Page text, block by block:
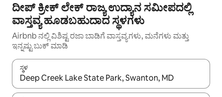
ದೀಪ್ ಕ್ರೀಕ್ ಲೇಕ್ ರಾಜ್ಯ ಉದ್ಯಾನ ಸಮೀಪದಲ್ಲಿ
ವಾಸ್ತವ್ಯ ಹೂಡಬಹುದಾದ ಸ್ಥಳಗಳು
Airbnb ನಲ್ಲಿ ವಿಶಿಷ್ಟ ರಜಾ ಬಾಡಿಗೆ ವಾಸ್ತವ್ಯಗಳು, ಮನೆಗಳು ಮತ್ತು
ಇನ್ನಷ್ಟು ಬುಕ್ ಮಾಡಿ
ಸ್ಥಳ
ಫಲಿತಾಂಶಗಳು ಲಭ್ಯವಿರುವಾಗ, ಅಪ್ ಮತ್ತು ಡೌನ್ ಬಾಣದ ಕೀಲಿಗಳೊಂದಿಗೆ